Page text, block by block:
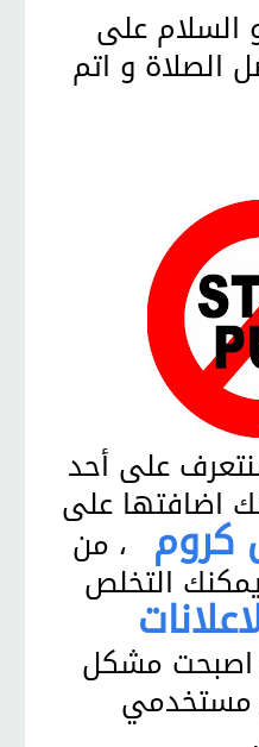
السلام على
الصلاة و اتم
على أحد
اضافتها على
كروم ، من
التخلص
اصبحت مشكل
مستخدمي